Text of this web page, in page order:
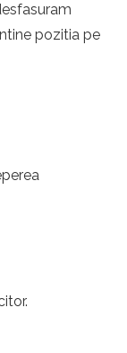
pozitia pe